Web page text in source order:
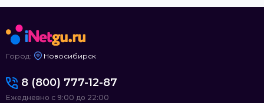
Город: Новосибирск
8 (800) 777-12-87
Ежедневно с 9:00 до 22:00